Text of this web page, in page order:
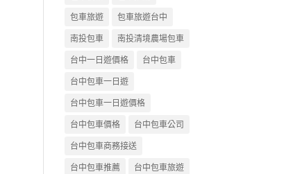
包車旅遊
包車旅遊台中
南投包車
南投清境農場包車
台中一日遊價格
台中包車
台中包車一日遊
台中包車一日遊價格
台中包車價格
台中包車公司
台中包車商務接送
台中包車推薦
台中包車旅遊